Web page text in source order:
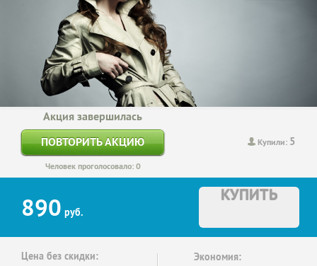
Купили: 5
Акция завершилась
ПОВТОРИТЬ АКЦИЮ
Человек проголосовало: 0
890 руб.
КУПИТЬ
Цена без скидки: Экономия: